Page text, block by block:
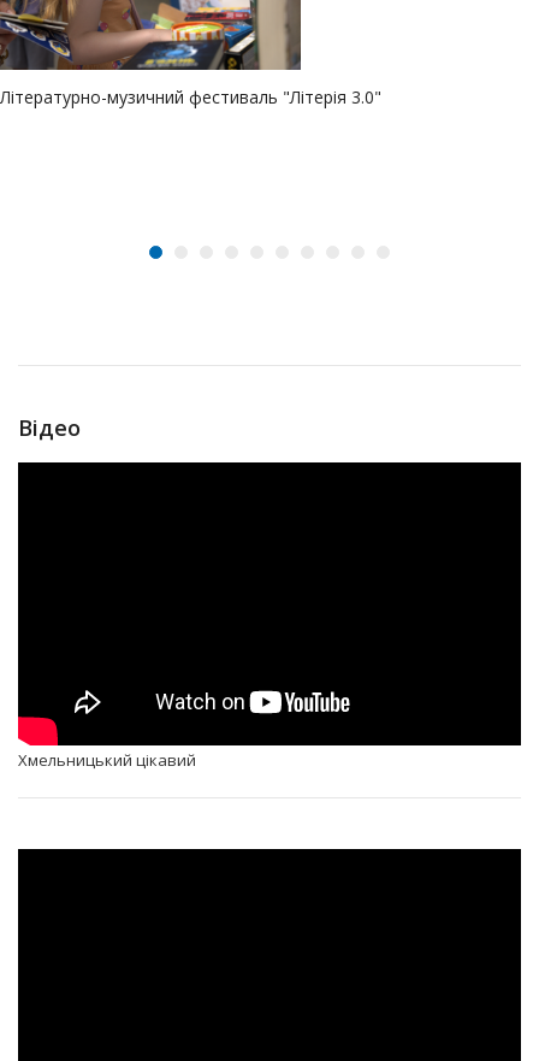
Літературно-музичний фестиваль "Літерія 3.0"
Відео
Хмельницький цікавий